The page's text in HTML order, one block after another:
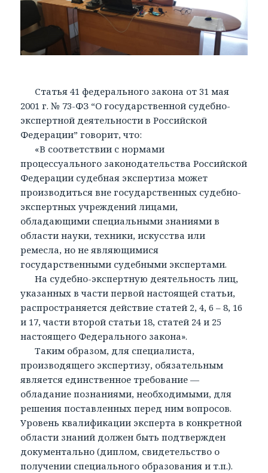
Статья 41 федерального закона от 31 мая
2001 г. № 73-ФЗ “О государственной судебно-
экспертной деятельности в Российской
Федерации” говорит, что:
«В соответствии с нормами
процессуального законодательства Российской
Федерации судебная экспертиза может
производиться вне государственных судебно-
экспертных учреждений лицами,
обладающими специальными знаниями в
области науки, техники, искусства или
ремесла, но не являющимися
государственными судебными экспертами.
На судебно-экспертную деятельность лиц,
указанных в части первой настоящей статьи,
распространяется действие статей 2, 4, 6 – 8, 16
и 17, части второй статьи 18, статей 24 и 25
настоящего Федерального закона».
Таким образом, для специалиста,
производящего экспертизу, обязательным
является единственное требование —
обладание познаниями, необходимыми, для
решения поставленных перед ним вопросов.
Уровень квалификации эксперта в конкретной
области знаний должен быть подтвержден
документально (диплом, свидетельство о
получении специального образования и т.п.).